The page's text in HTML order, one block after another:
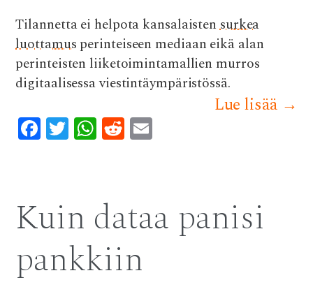
Tilannetta ei helpota kansalaistensurkea
luottamus perinteiseen mediaan eikä alan
perinteisten liiketoimintamallien murros
digitaalisessa viestintäympäristössä.
Lue lisää →
F
ac
o
o
k
T
w
r
W
h
s
A
p
p
R
e
t
Kuin dataa panisi
pankkiin